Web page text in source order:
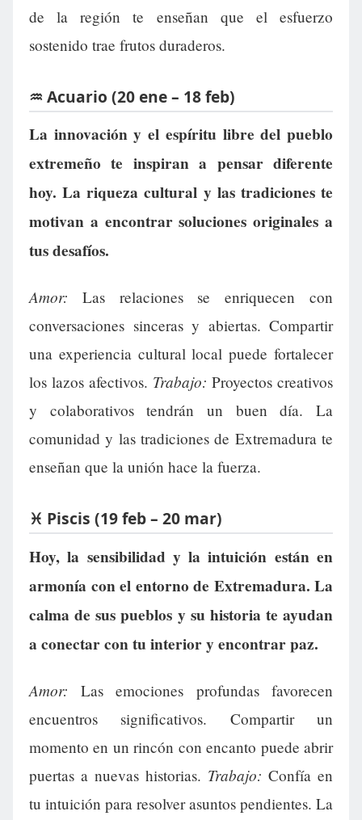
de la región te enseñan que el esfuerzo
sostenido trae frutos duraderos.
♒ Acuario (20 ene – 18 feb)
La innovación y el espíritu libre del pueblo
extremeño te inspiran a pensar diferente
hoy. La riqueza cultural y las tradiciones te
motivan a encontrar soluciones originales a
tus desafíos.
Amor: Las relaciones se enriquecen con
conversaciones sinceras y abiertas. Compartir
una experiencia cultural local puede fortalecer
los lazos afectivos. Trabajo: Proyectos creativos
y colaborativos tendrán un buen día. La
comunidad y las tradiciones de Extremadura te
enseñan que la unión hace la fuerza.
♓ Piscis (19 feb – 20 mar)
Hoy, la sensibilidad y la intuición están en
armonía con el entorno de Extremadura. La
calma de sus pueblos y su historia te ayudan
a conectar con tu interior y encontrar paz.
Amor: Las emociones profundas favorecen
encuentros significativos. Compartir un
momento en un rincón con encanto puede abrir
puertas a nuevas historias. Trabajo: Confía en
tu intuición para resolver asuntos pendientes. La